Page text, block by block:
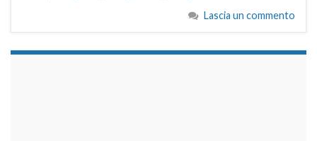
Lascia un commento